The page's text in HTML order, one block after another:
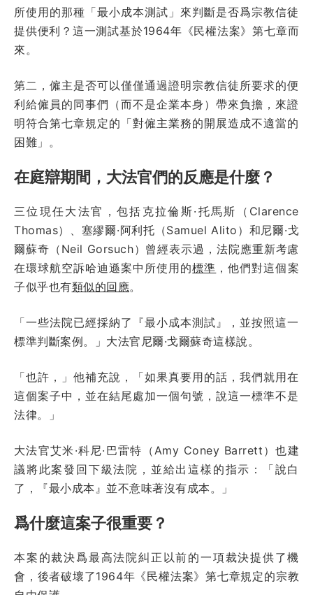
所使用的那種「最小成本測試」來判斷是否爲宗教信徒
提供便利？這一測試基於1964年《民權法案》第七章而
來。
第二，僱主是否可以僅僅通過證明宗教信徒所要求的便
利給僱員的同事們（而不是企業本身）帶來負擔，來證
明符合第七章規定的「對僱主業務的開展造成不適當的
困難」。
在庭辯期間，大法官們的反應是什麼？
三位現任大法官，包括克拉倫斯·托馬斯（Clarence
Thomas）、塞繆爾·阿利托（Samuel Alito）和尼爾·戈
爾蘇奇（Neil Gorsuch）曾經表示過，法院應重新考慮
在環球航空訴哈迪遜案中所使用的標準 ，他們對這個案
子似乎也有類似的回應。
「一些法院已經採納了『最小成本測試』，並按照這一
標準判斷案例。」大法官尼爾·戈爾蘇奇這樣說。
「也許，」他補充說，「如果真要用的話，我們就用在
這個案子中，並在結尾處加一個句號，說這一標準不是
法律。」
大法官艾米·科尼·巴雷特（Amy Coney Barrett）也建
議將此案發回下級法院，並給出這樣的指示：「說白
了，『最小成本』並不意味著沒有成本。」
爲什麼這案子很重要？
本案的裁決爲最高法院糾正以前的一項裁決提供了機
會，後者破壞了1964年《民權法案》第七章規定的宗教